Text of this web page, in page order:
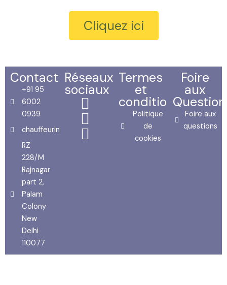
Cliquez ici
Contact
+91 95
6002
0939
chauffeurinde70@yahoo.com
RZ
228/M
Rajnagar
part 2,
Palam
Colony
New
Delhi
110077
Réseaux
sociaux
Termes
et
conditions
Politique
de
cookies
Foire
aux
Foire aux
questions